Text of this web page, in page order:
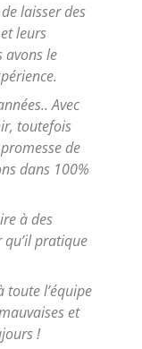
laisser des
leurs
avons le
Avec
toutefois
de
dans 100%
à des
pratique
l’équipe
et
!